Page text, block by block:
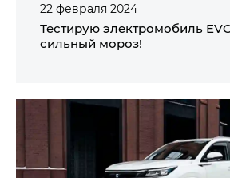
22 февраля 2024
Тестирую электромобиль
сильный мороз!